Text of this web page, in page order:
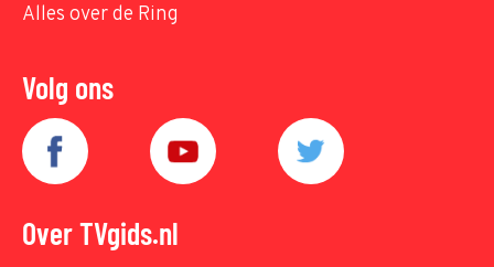
Alles over de Ring
Volg ons
Over TVgids.nl